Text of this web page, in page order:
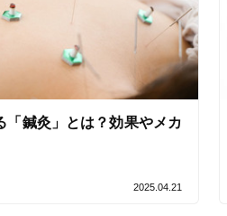
トライアルコースあり
「鍼灸」とは？効果やメカ
2025.04.21